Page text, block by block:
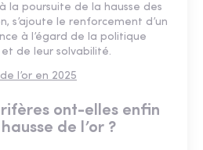
la poursuite de la hausse des
s’ajoute le renforcement d’un
à l’égard de la politique
de leur solvabilité.
l’or en 2025
ont-elles enfin
de l’or ?